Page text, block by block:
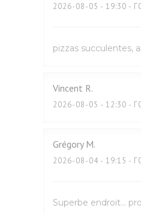
2026-08-05 - 19:30 -
pizzas succulentes,
Vincent R
2026-08-05 - 12:30 -
Grégory M
2026-08-04 - 19:15 -
Superbe endroit…